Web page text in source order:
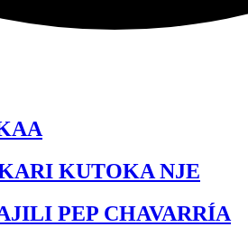
KUTOKA NJE
PEP CHAVARRÍA